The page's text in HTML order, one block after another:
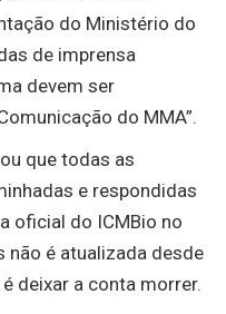
do Ministério do
de imprensa
devem ser
do MMA”.
que todas as
e respondidas
oficial do ICMBio no
é atualizada desde
deixar a conta morrer.